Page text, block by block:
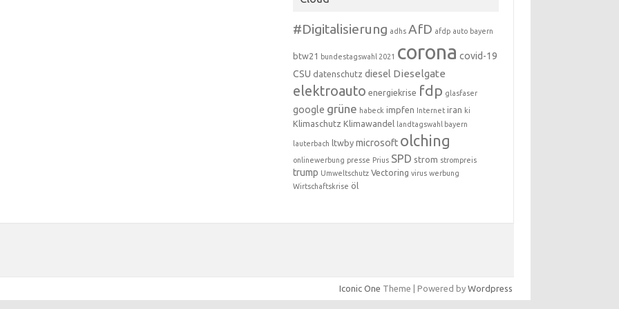
#Digitalisierung adhs AfD afdp auto bayern
btw21 bundestagswahl 2021 corona covid-19
CSU datenschutz diesel Dieselgate
elektroauto energiekrise fdp glasfaser
google grüne habeck impfen Internet iran ki
Klimaschutz Klimawandel landtagswahl bayern
lauterbach ltwby microsoft olching
onlinewerbung presse Prius SPD strom strompreis
trump Umweltschutz Vectoring virus werbung
Wirtschaftskrise öl
Iconic One Theme | Powered by Wordpress